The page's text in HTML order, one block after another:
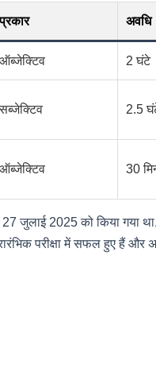
प्रकार अवधि
ऑब्जेक्टिव 2 घंटे
सब्जेक्टिव 2.5
ऑब्जेक्टिव 30
जुलाई 2025 को किया गया
परीक्षा में सफल हुए हैं और अब